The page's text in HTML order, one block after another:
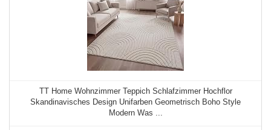
TT Home Wohnzimmer Teppich Schlafzimmer Hochflor
Skandinavisches Design Unifarben Geometrisch Boho Style
Modern Was ...